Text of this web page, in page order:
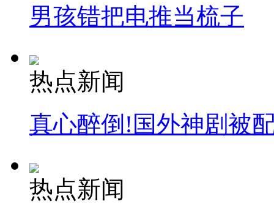
男孩错把电推当梳子
热点新闻
真心醉倒!国外神剧被
热点新闻